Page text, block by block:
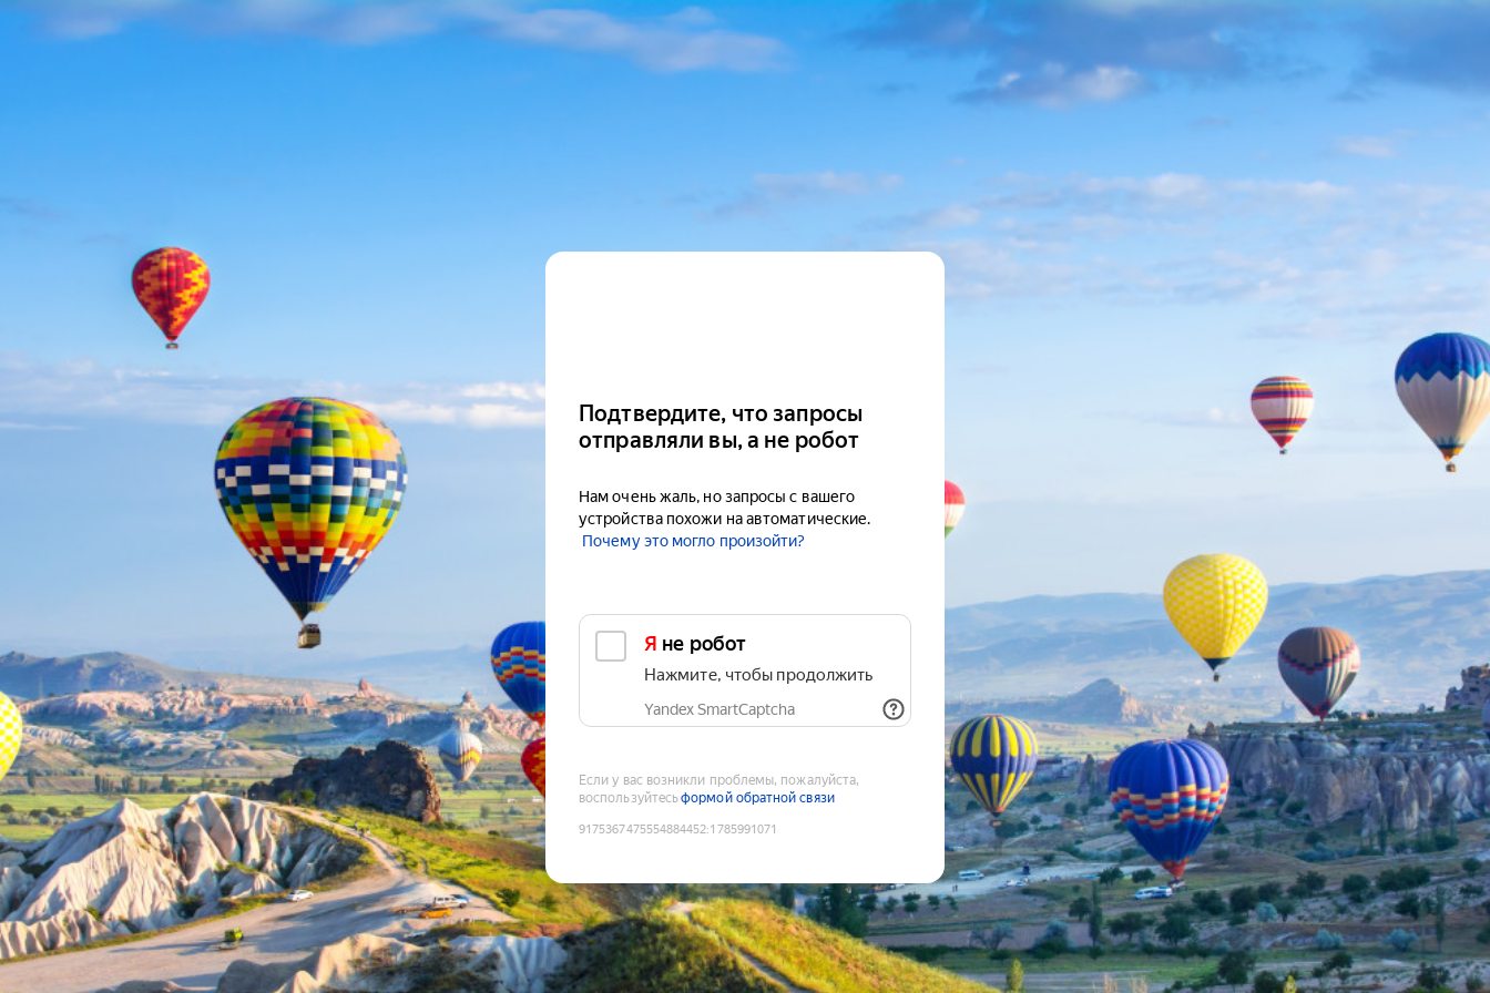
Подтвердите, что запросы
отправляли вы, а не робот
Нам очень жаль, но запросы с вашего
устройства похожи на автоматические.
Почему это могло произойти?
Я не робот
Нажмите, чтобы продолжить
Yandex SmartCaptcha
Если у вас возникли проблемы, пожалуйста,
воспользуйтесьформой обратной связи
9175367475554884452:1785991071